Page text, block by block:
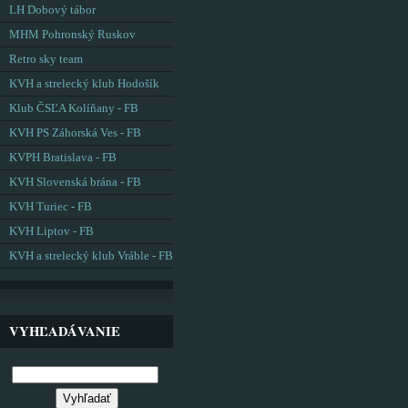
LH Dobový tábor
MHM Pohronský Ruskov
Retro sky team
KVH a strelecký klub Hodošík
Klub ČSĽA Kolíňany - FB
KVH PS Záhorská Ves - FB
KVPH Bratislava - FB
KVH Slovenská brána - FB
KVH Turiec - FB
KVH Liptov - FB
KVH a strelecký klub Vráble - FB
VYHĽADÁVANIE